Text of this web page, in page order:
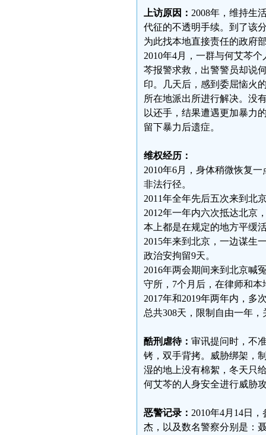
上访原因： 2008年，维持生
代征的不透明手续。到了该
为此找本地直接责任的政府
2010年4月，一群与何艾芩
芩报警求救，出警警员却说
印。几天后，感到委屈恼火
所在地派出所进行解决。没
以还手，结果遭遇更加暴力
留下暴力后遗症。
维权经历：
2010年6月，身体稍微恢复
非法行径。
2011年全年先后五次来到北
2012年一年内六次抵达北京
本上都是在规定的地方平缓
2015年来到北京，一边谋生
政治安拘留9天。
2016年两会期间来到北京喊
守所，7个月后，在律师和
2017年和2019年两年内，多
总共308天，限制自由一年，
酷刑虐待： 审讯提问时，不
铐，双手背拷。威胁绑架，
湿的地上没有棉絮，冬天只
何艾芩的人身安全进行威胁
恶警记录： 2010年4月14日
杰，以及数名警察分别是：